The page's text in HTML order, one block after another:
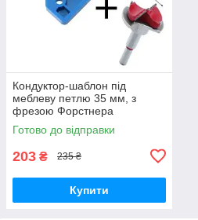
Кондуктор-шаблон під
меблеву петлю 35 мм, з
фрезою Форстнера
Готово до відправки
203 ₴ 235 ₴
Купити